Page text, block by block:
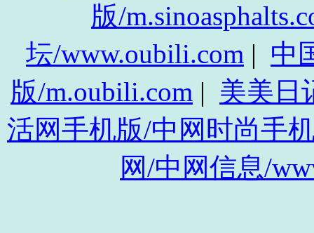
版/
坛/www.oubili.com | 中
版/m.oubili.com | 美美日
活网手机版/中网时尚手
网/中网信息/